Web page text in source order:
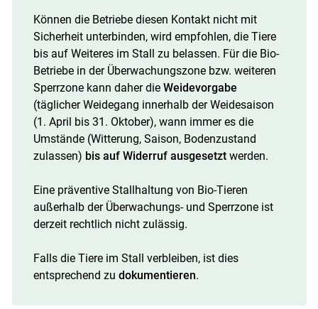
Skip to main content
Können die Betriebe diesen Kontakt nicht mit
Sicherheit unterbinden, wird empfohlen, die Tiere
bis auf Weiteres im Stall zu belassen. Für die Bio-
Betriebe in der Überwachungszone bzw. weiteren
Sperrzone kann daher die Weidevorgabe
(täglicher Weidegang innerhalb der Weidesaison
(1. April bis 31. Oktober), wann immer es die
Umstände (Witterung, Saison, Bodenzustand
zulassen) bis auf Widerruf ausgesetztwerden.
Eine präventive Stallhaltung von Bio-Tieren
außerhalb der Überwachungs- und Sperrzone ist
derzeit rechtlich nicht zulässig.
Falls die Tiere im Stall verbleiben, ist dies
entsprechend zu dokumentieren.